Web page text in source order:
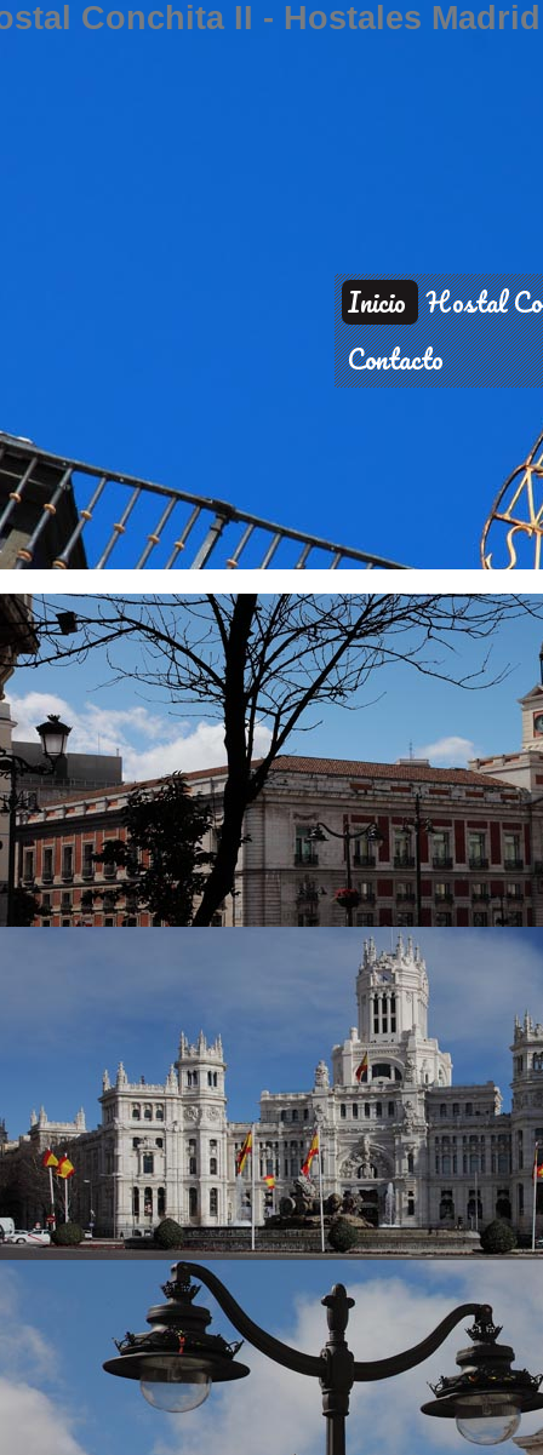
Conchita II - Hostales Madrid
Inicio Hostal
Contacto